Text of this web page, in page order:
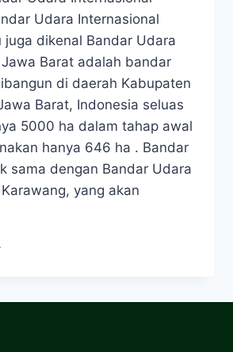
Udara Internasional
juga dikenal Bandar Udara
Barat adalah bandar
di daerah Kabupaten
Barat, Indonesia seluas
5000 ha dalam tahap awal
hanya 646 ha . Bandar
sama dengan Bandar Udara
yang akan